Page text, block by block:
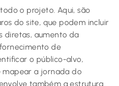
o projeto. Aqui, são
do site, que podem incluir
diretas, aumento da
de
o público-alvo,
mapear a jornada do
também a estrutura